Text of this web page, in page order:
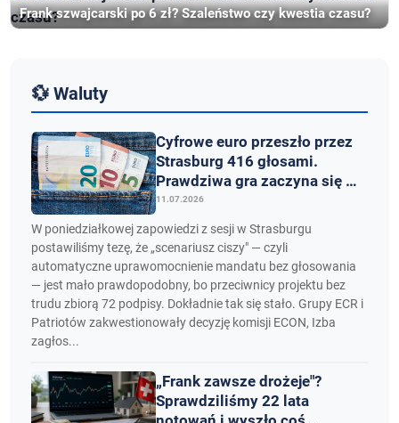
Frank szwajcarski po 6 zł? Szaleństwo czy kwestia czasu?
💱 Waluty
Cyfrowe euro przeszło przez
Strasburg 416 głosami.
Prawdziwa gra zaczyna się w
poniedziałek
11.07.2026
W poniedziałkowej zapowiedzi z sesji w Strasburgu
postawiliśmy tezę, że „scenariusz ciszy" — czyli
automatyczne uprawomocnienie mandatu bez głosowania
— jest mało prawdopodobny, bo przeciwnicy projektu bez
trudu zbiorą 72 podpisy. Dokładnie tak się stało. Grupy ECR i
Patriotów zakwestionowały decyzję komisji ECON, Izba
zagłos...
„Frank zawsze drożeje"?
Sprawdziliśmy 22 lata